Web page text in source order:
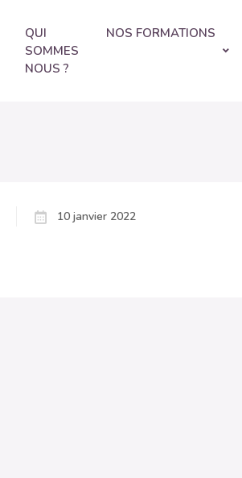
QUI
SOMMES
NOUS ?
NOS FORMATIONS
10 janvier 2022